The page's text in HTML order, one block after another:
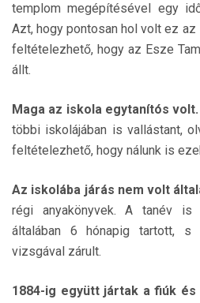
templom megépítésével egy
Azt, hogy pontosan hol volt ez az
feltételezhető, hogy az Esze
állt.
Maga az iskola egytanítós volt.
többi iskolájában is vallástant,
feltételezhető, hogy nálunk is
Az iskolába járás nem volt
régi anyakönyvek. A tanév
általában 6 hónapig tartott, s
vizsgával zárult.
1884-ig együtt jártak a fiúk és